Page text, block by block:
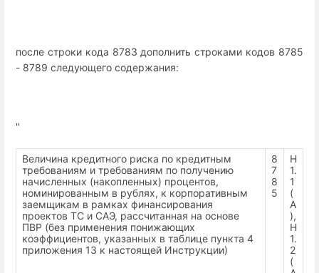
после строки кода 8783 дополнить строками кодов 8785
- 8789 следующего содержания:
"
Величина кредитного риска по кредитным
требованиям и требованиям по получению
начисленных (накопленных) процентов,
номинированным в рублях, к корпоративным
заемщикам в рамках финансирования
проектов ТС и САЭ, рассчитанная на основе
ПВР (без применения понижающих
коэффициентов, указанных в таблице пункта 4
приложения 13 к настоящей Инструкции)
8
7
8
5
Н
1.
1
(
А
),
Н
1.
2
(